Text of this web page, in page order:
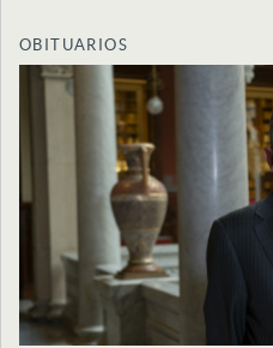
OBITUARIOS